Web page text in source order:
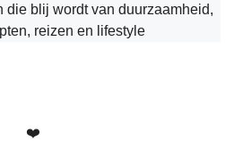
die blij wordt van duurzaamheid,
reizen en lifestyle
❤️